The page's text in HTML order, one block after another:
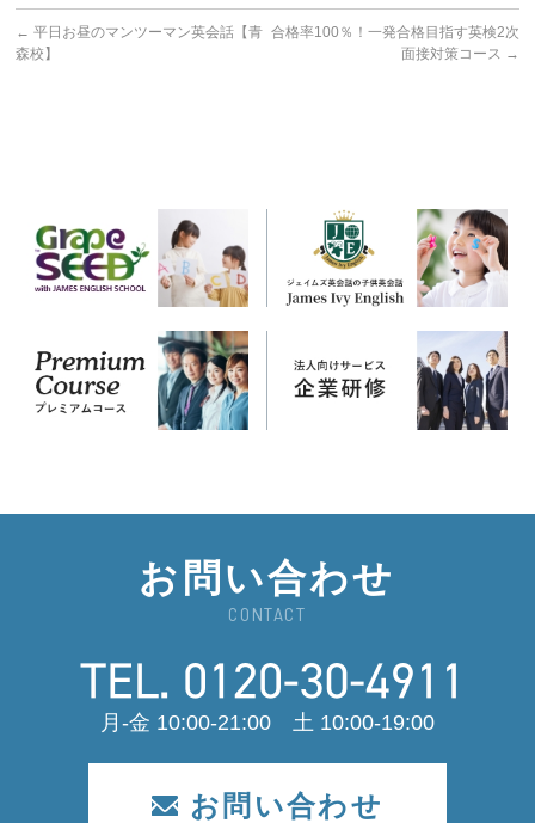
← 平日お昼のマンツーマン英会話【青
森校】
合格率100％！一発合格目指す英検2次
面接対策コース →
お問い合わせ
CONTACT
月-金 10:00-21:00 土 10:00-19:00
お問い合わせ